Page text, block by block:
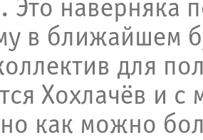
Это наверняка
в ближайшем
для
Хохлачёв и с
как можно